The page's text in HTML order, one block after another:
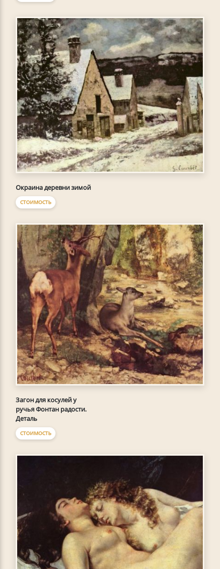
Окраина деревни зимой
СТОИМОСТЬ
Загон для косулей у
ручья Фонтан радости.
Деталь
СТОИМОСТЬ